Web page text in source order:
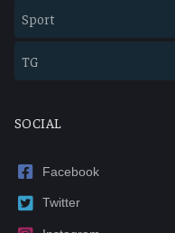
Sport
TG
SOCIAL
Facebook
Twitter